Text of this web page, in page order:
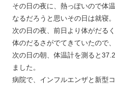
その日の夜に、熱っぽいので体
なるだろうと思いその日は就寝。
次の日の夜、前日より体がだる
体のだるさがでてきていたので
次の日の朝、体温計を測ると
ました。
病院で、インフルエンザと新型